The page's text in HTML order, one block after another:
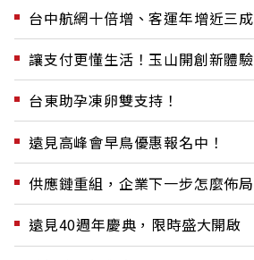
台中航網十倍增、客運年增近三成
讓支付更懂生活！玉山開創新體驗
台東助孕凍卵雙支持！
遠見高峰會早鳥優惠報名中！
供應鏈重組，企業下一步怎麼佈局
遠見40週年慶典，限時盛大開啟